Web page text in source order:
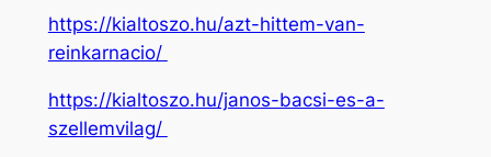
https://kialtoszo.hu/azt-hittem-van-
reinkarnacio/
https://kialtoszo.hu/janos-bacsi-es-a-
szellemvilag/